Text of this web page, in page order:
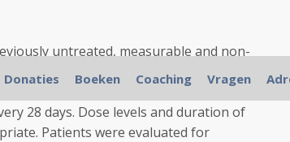
untreated, measurable and non-
IV were eligible. Patients were treated
topotecan 0.3 to 0.4 mg/m(2)/day given
28 days. Dose levels and duration of
Patients were evaluated for
Donaties Boeken Coaching Vragen